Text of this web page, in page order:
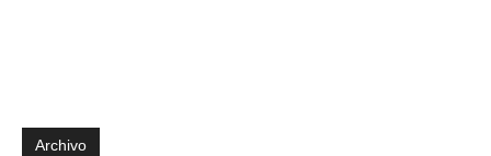
Archivo